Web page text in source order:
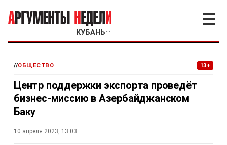
КУБАНЬ﹀
☰
//ОБЩЕСТВО 13+
Центр поддержки экспорта проведёт
бизнес-миссию в Азербайджанском
Баку
10 апреля 2023, 13:03